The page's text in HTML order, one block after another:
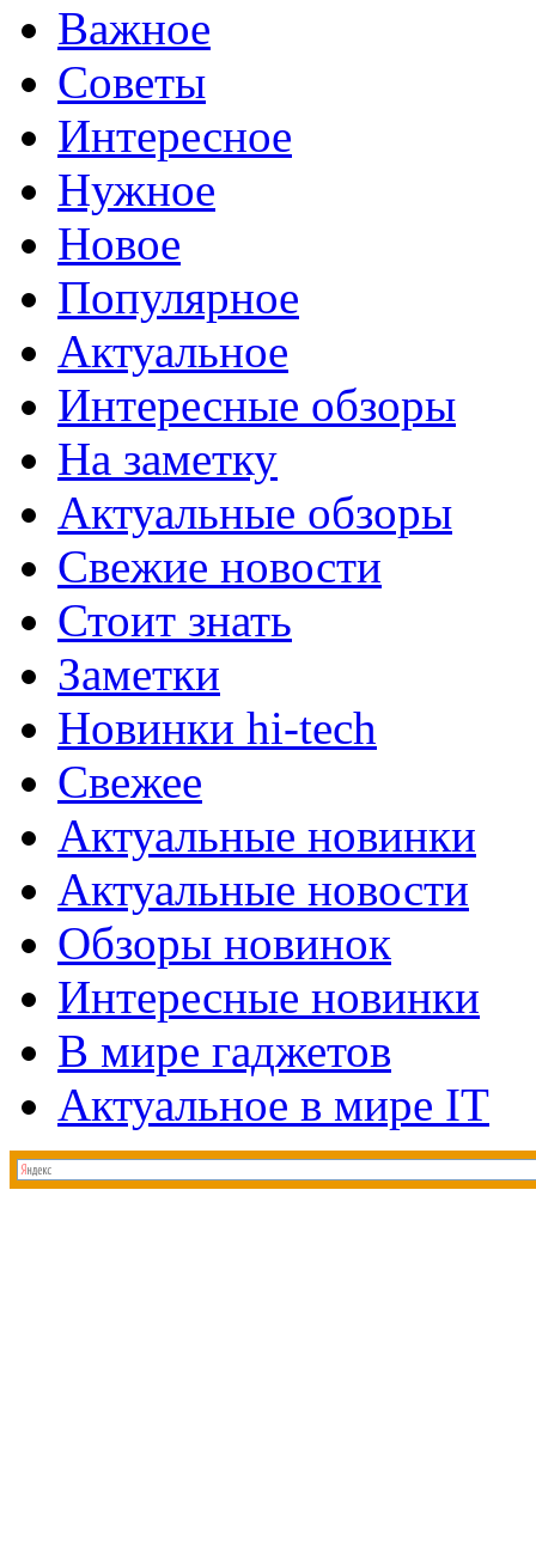
Важное
Советы
Интересное
Нужное
Новое
Популярное
Актуальное
Интересные обзоры
На заметку
Актуальные обзоры
Свежие новости
Стоит знать
Заметки
Новинки hi-tech
Свежее
Актуальные новинки
Актуальные новости
Обзоры новинок
Интересные новинки
В мире гаджетов
Актуальное в мире IT